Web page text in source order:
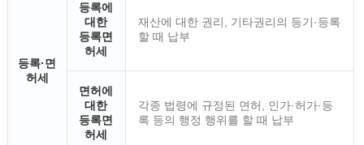
등록·면
허세
등록에
대한
등록면
허세
재산에 대한 권리, 기타권리의 등기·등록
할 때 납부
면허에
대한
등록면
허세
각종 법령에 규정된 면허, 인가·허가·등
록 등의 행정 행위를 할 때 납부